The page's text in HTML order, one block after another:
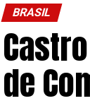
BRASIL
de